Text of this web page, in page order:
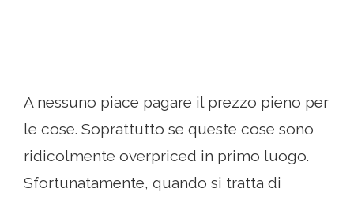
A nessuno piace pagare il prezzo pieno per
le cose. Soprattutto se queste cose sono
ridicolmente overpriced in primo luogo.
Sfortunatamente, quando si tratta di